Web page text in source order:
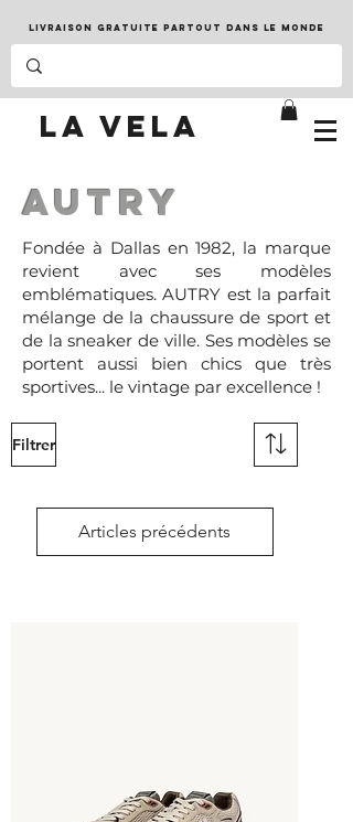
LA VELA
LIVRAISON GRATUITE PARTOUT DANS LE MONDE
AUTRY
Fondée à Dallas en 1982, la marque
revient avec ses modèles
emblématiques. AUTRY est la parfait
mélange de la chaussure de sport et
de la sneaker de ville. Ses modèles se
portent aussi bien chics que très
sportives... le vintage par excellence !
Filtrer
Articles précédents